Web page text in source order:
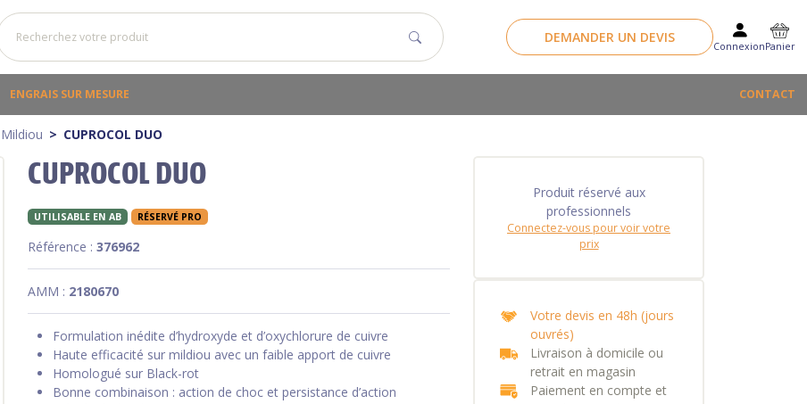
DEMANDER UN DEVIS
ConnexionPanier
ENGRAIS SUR MESURE CONTACT
Mildiou CUPROCOL DUO
CUPROCOL DUO
UTILISABLE EN AB RÉSERVÉ PRO
Référence :376962
AMM : 2180670
Formulation inédite d’hydroxyde et d’oxychlorure de cuivre
Haute efficacité sur mildiou avec un faible apport de cuivre
Homologué sur Black-rot
Bonne combinaison : action de choc et persistance d’action
Produit réservé aux
professionnels
Connectez-vous pour voir votre
prix
Votre devis en 48h (jours
ouvrés)
Livraison à domicile ou
retrait en magasin
Paiement en compte et